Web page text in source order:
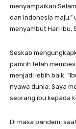
menyampaikan
dan Indonesia
menyambut Hari Ibu,
Seskab
pamrih telah
menjadi lebih baik.
nyawa dunia. Saya
seorang ibu kepada
Di masa pandemi